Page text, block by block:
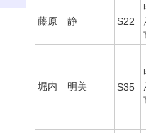
藤原 静 S22
堀内 明美 S35